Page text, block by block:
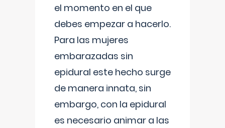
el momento en el que
debes empezar a hacerlo.
Para las mujeres
embarazadas sin
epidural este hecho surge
de manera innata, sin
embargo, con la epidural
es necesario animar a las